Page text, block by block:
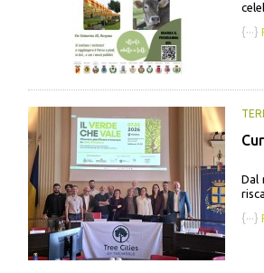
{···}
Dal
{···}